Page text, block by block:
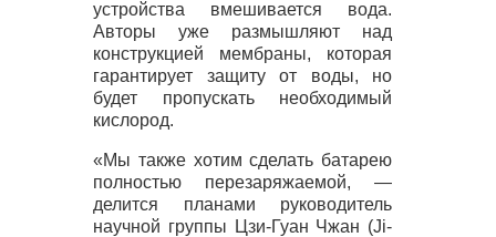
устройства вмешивается вода.
Авторы уже размышляют над
конструкцией мембраны, которая
гарантирует защиту от воды, но
будет пропускать необходимый
кислород.
«Мы также хотим сделать батарею
полностью перезаряжаемой, —
делится планами руководитель
научной группы Цзи-Гуан Чжан (Ji-